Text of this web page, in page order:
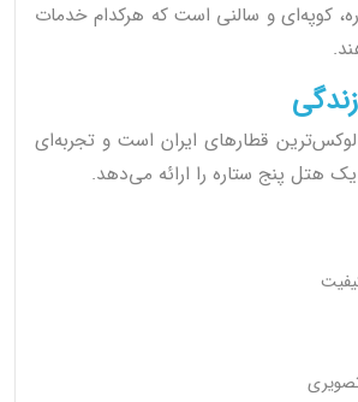
کوپه‌ای و سالنی است که هرکدام خدمات
قطارهای ایران است و تجربه‌ای
هتل پنج ستاره را ارائه می‌دهد.